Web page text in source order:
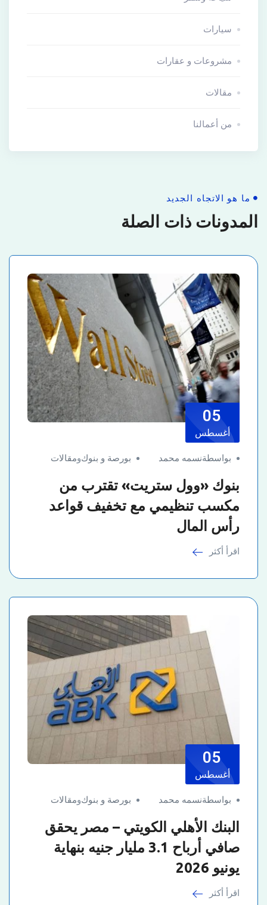
سيارات
مشروعات و عقارات
مقالات
من أعمالنا
ما هو الاتجاه الجديد
المدونات ذات الصلة
05
أغسطس
بواسطةنسمه محمد بورصة و بنوكومقالات
بنوك «وول ستريت» تقترب من
مكسب تنظيمي مع تخفيف قواعد
رأس المال
اقرأ أكثر
05
أغسطس
بواسطةنسمه محمد بورصة و بنوكومقالات
البنك الأهلي الكويتي – مصر يحقق
صافي أرباح 3.1 مليار جنيه بنهاية
يونيو 2026
اقرأ أكثر